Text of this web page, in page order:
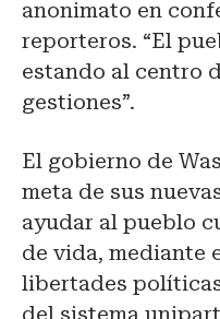
anonimato en
reporteros. “El
estando al centro
gestiones”.
El gobierno de
meta de sus
ayudar al pueblo
de vida, mediante
libertades